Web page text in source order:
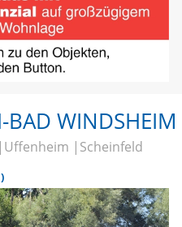
BAD WINDSHEIM
Uffenheim Scheinfeld